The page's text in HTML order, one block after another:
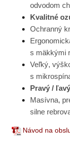
odvodom
Kvalitné
Ochranný
s mäkkými
Veľký,
s
Pravý /
Masívna,
silne
Návod na